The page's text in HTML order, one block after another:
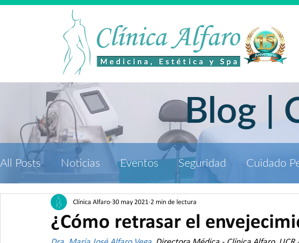
Blog |
All Posts Noticias Eventos Seguridad Cuidado
Estética y Spa Medicina Estética
¿Cómo retrasar el
Clínica Alfaro 30 may 2021 2 min de lectura